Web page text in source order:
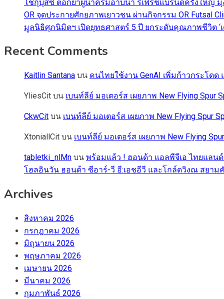
โชกุบุสซึ ตอกย้ำผู้นำครีมอาบน้ำ รีเฟรชแบรนด์ครั้งใหญ่
OR จุดประกายศักยภาพเยาวชน ผ่านกิจกรรม OR Futsal
มูลนิธิศุภนิมิตฯ เปิดยุทธศาสตร์ 5 ปี ยกระดับคุณภาพชีวิต
Recent Comments
Kaitlin Santana บน คนไทยใช้งาน GenAI เพิ่มก้าวกระโด
YliesCit บน เบนท์ลีย์ มอเตอร์ส เผยภาพ New Flying
CkwCit บน เบนท์ลีย์ มอเตอร์ส เผยภาพ New Flying Spur
XtoniallCit บน เบนท์ลีย์ มอเตอร์ส เผยภาพ New Flying
tabletki_nlMn บน พร้อมแล้ว ! ฮอนด้า แอลพีจีเอ ไทยแลนด์
โฮลอินวัน ฮอนด้า ซีอาร์-วี อี:เอชอีวี และโกล์ดวิงณ สยา
Archives
สิงหาคม 2026
กรกฎาคม 2026
มิถุนายน 2026
พฤษภาคม 2026
เมษายน 2026
มีนาคม 2026
กุมภาพันธ์ 2026